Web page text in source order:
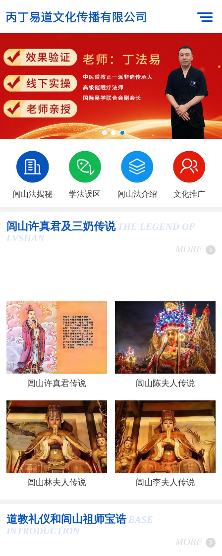
闾山法揭秘 学法误区 闾山法介绍 文化推广
闾山许真君及三奶传说 THE LEGEND OF
LVSHAN
MORE
闾山许真君传说 闾山陈夫人传说
闾山林夫人传说 闾山李夫人传说
道教礼仪和闾山祖师宝诰 BASE
INTRODUCTION
MORE